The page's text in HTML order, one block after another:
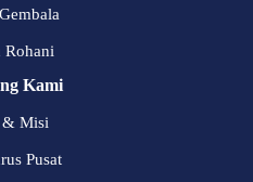
Rohani
Kami
Misi
Pusat